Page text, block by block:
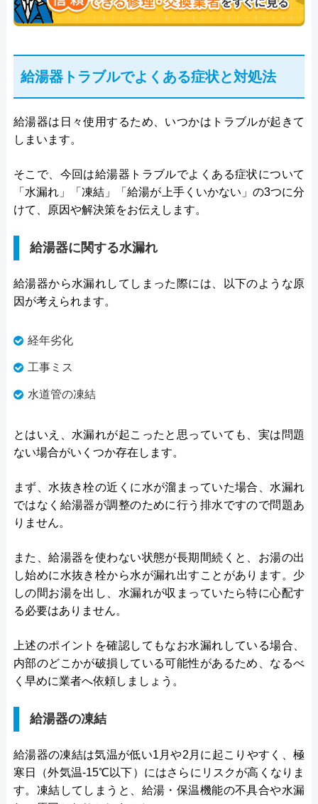
給湯器トラブルでよくある症状と対処法
給湯器は日々使用するため、いつかはトラブルが起きて
しまいます。
そこで、今回は給湯器トラブルでよくある症状について
「水漏れ」「凍結」「給湯が上手くいかない」の3つに分
けて、原因や解決策をお伝えします。
給湯器に関する水漏れ
給湯器から水漏れしてしまった際には、以下のような原
因が考えられます。
経年劣化
工事ミス
水道管の凍結
とはいえ、水漏れが起こったと思っていても、実は問題
ない場合がいくつか存在します。
まず、水抜き栓の近くに水が溜まっていた場合、水漏れ
ではなく給湯器が調整のために行う排水ですので問題あ
りません。
また、給湯器を使わない状態が長期間続くと、お湯の出
し始めに水抜き栓から水が漏れ出すことがあります。少
しの間お湯を出し、水漏れが収まっていたら特に心配す
る必要はありません。
上述のポイントを確認してもなお水漏れしている場合、
内部のどこかが破損している可能性があるため、なるべ
く早めに業者へ依頼しましょう。
給湯器の凍結
給湯器の凍結は気温が低い1月や2月に起こりやすく、極
寒日（外気温-15℃以下）にはさらにリスクが高くなりま
す。凍結してしまうと、給湯・保温機能の不具合や水漏